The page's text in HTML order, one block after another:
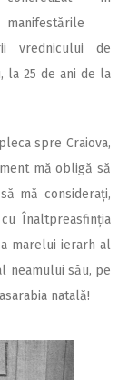
manifestările
vrednicului de
la 25 de ani de la
spre Craiova,
mă obligă să
mă considerați,
Înaltpreasfinția
marelui ierarh al
neamului său, pe
natală!